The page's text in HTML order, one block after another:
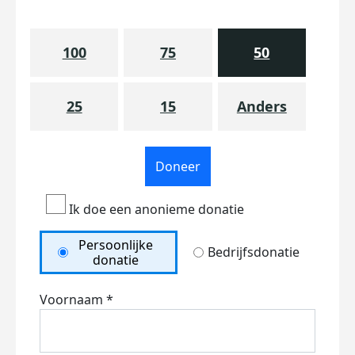
100 75 50
25 15 Anders
Doneer
Ik doe een anonieme donatie
Persoonlijke
donatie
Bedrijfsdonatie
Voornaam *